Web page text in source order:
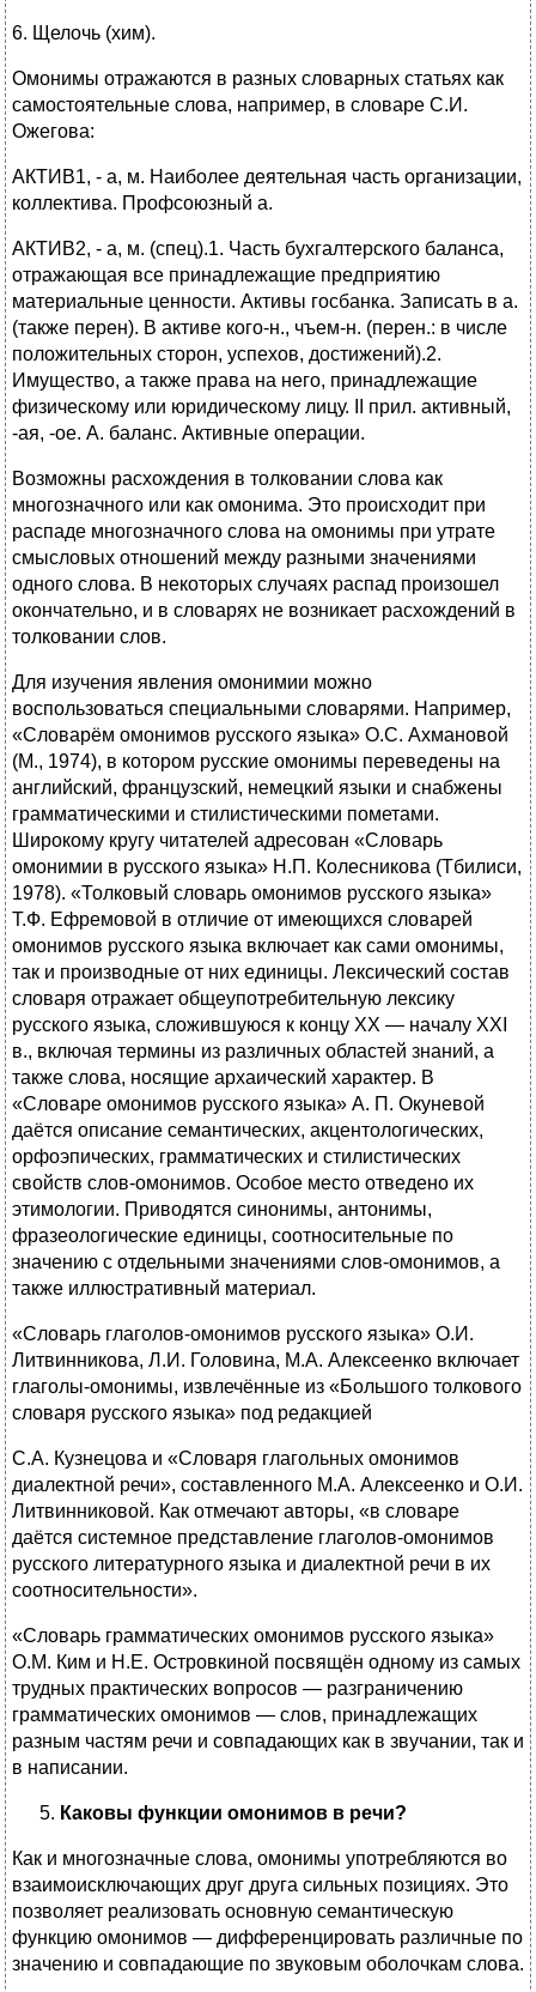
6. Щелочь (хим).
Омонимы отражаются в разных словарных статьях как
самостоятельные слова, например, в словаре С.И.
Ожегова:
АКТИВ1, - а, м. Наиболее деятельная часть организации,
коллектива. Профсоюзный а.
АКТИВ2, - а, м. (спец).1. Часть бухгалтерского баланса,
отражающая все принадлежащие предприятию
материальные ценности. Активы госбанка. Записать в а.
(также перен). В активе кого-н., чъем-н. (перен.: в числе
положительных сторон, успехов, достижений).2.
Имущество, а также права на него, принадлежащие
физическому или юридическому лицу. II прил. активный,
-ая, -ое. А. баланс. Активные операции.
Возможны расхождения в толковании слова как
многозначного или как омонима. Это происходит при
распаде многозначного слова на омонимы при утрате
смысловых отношений между разными значениями
одного слова. В некоторых случаях распад произошел
окончательно, и в словарях не возникает расхождений в
толковании слов.
Для изучения явления омонимии можно
воспользоваться специальными словарями. Например,
«Словарём омонимов русского языка» О.С. Ахмановой
(М., 1974), в котором русские омонимы переведены на
английский, французский, немецкий языки и снабжены
грамматическими и стилистическими пометами.
Широкому кругу читателей адресован «Словарь
омонимии в русского языка» Н.П. Колесникова (Тбилиси,
1978). «Толковый словарь омонимов русского языка»
Т.Ф. Ефремовой в отличие от имеющихся словарей
омонимов русского языка включает как сами омонимы,
так и производные от них единицы. Лексический состав
словаря отражает общеупотребительную лексику
русского языка, сложившуюся к концу XX — началу XXI
в., включая термины из различных областей знаний, а
также слова, носящие архаический характер. В
«Словаре омонимов русского языка» А. П. Окуневой
даётся описание семантических, акцентологических,
орфоэпических, грамматических и стилистических
свойств слов-омонимов. Особое место отведено их
этимологии. Приводятся синонимы, антонимы,
фразеологические единицы, соотносительные по
значению с отдельными значениями слов-омонимов, а
также иллюстративный материал.
«Словарь глаголов-омонимов русского языка» О.И.
Литвинникова, Л.И. Головина, М.А. Алексеенко включает
глаголы-омонимы, извлечённые из «Большого толкового
словаря русского языка» под редакцией
С.А. Кузнецова и «Словаря глагольных омонимов
диалектной речи», составленного М.А. Алексеенко и О.И.
Литвинниковой. Как отмечают авторы, «в словаре
даётся системное представление глаголов-омонимов
русского литературного языка и диалектной речи в их
соотносительности».
«Словарь грамматических омонимов русского языка»
О.М. Ким и Н.Е. Островкиной посвящён одному из самых
трудных практических вопросов — разграничению
грамматических омонимов — слов, принадлежащих
разным частям речи и совпадающих как в звучании, так и
в написании.
Каковы функции омонимов в речи?
Как и многозначные слова, омонимы употребляются во
взаимоисключающих друг друга сильных позициях. Это
позволяет реализовать основную семантическую
функцию омонимов — дифференцировать различные по
значению и совпадающие по звуковым оболочкам слова.